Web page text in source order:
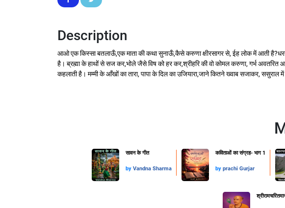
Description
आओ एक किस्सा बतलाऊँ,एक माता की कथा सुनाऊँ,कैसे करुणा क्षीरसागर से, ईह लोक में आती है?धरती
है। ब्रह्मा के हाथों से सज कर,भोले जैसे विष को हर कर,श्रीहरि की वो कोमल करुणा, गर्भ अवतरित
कहलाती है। मम्मी के आँखों का तारा, पापा के दिल का उजियारा,जाने कितने ख्वाब सजाकर, ससुराल में
सावन के गीत
by Vandna Sharma
कविताओं का संग्रह- भाग 1
by prachi Gurjar